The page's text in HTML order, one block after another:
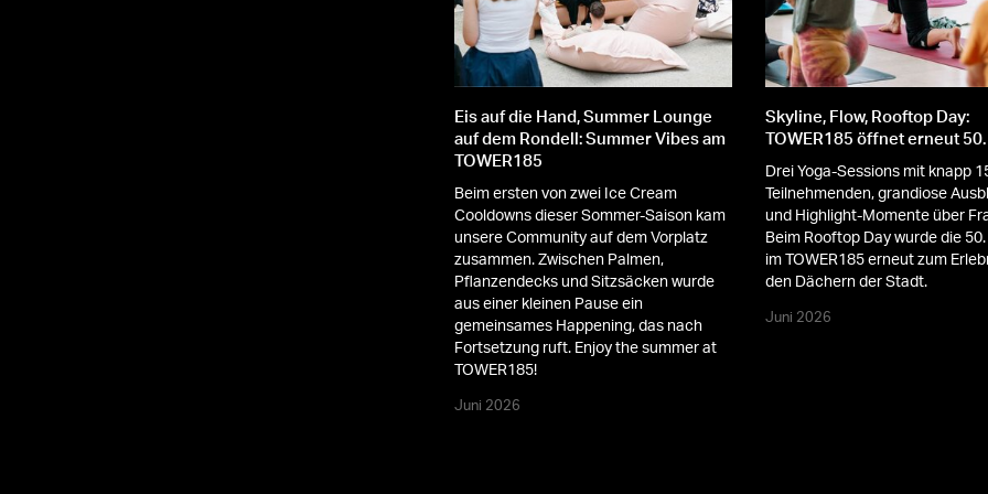
Eis auf die Hand, Summer Lounge
auf dem Rondell: Summer Vibes am
TOWER185
Beim ersten von zwei Ice Cream
Cooldowns dieser Sommer-Saison kam
unsere Community auf dem Vorplatz
zusammen. Zwischen Palmen,
Pflanzendecks und Sitzsäcken wurde
aus einer kleinen Pause ein
gemeinsames Happening, das nach
Fortsetzung ruft. Enjoy the summer at
TOWER185!
Juni 2026
Skyline, Flow, Rooftop Day:
TOWER185 öffnet erneut 50.
Drei Yoga-Sessions mit knapp
Teilnehmenden, grandiose
und Highlight-Momente über
Beim Rooftop Day wurde die
im TOWER185 erneut zum
den Dächern der Stadt.
Juni 2026